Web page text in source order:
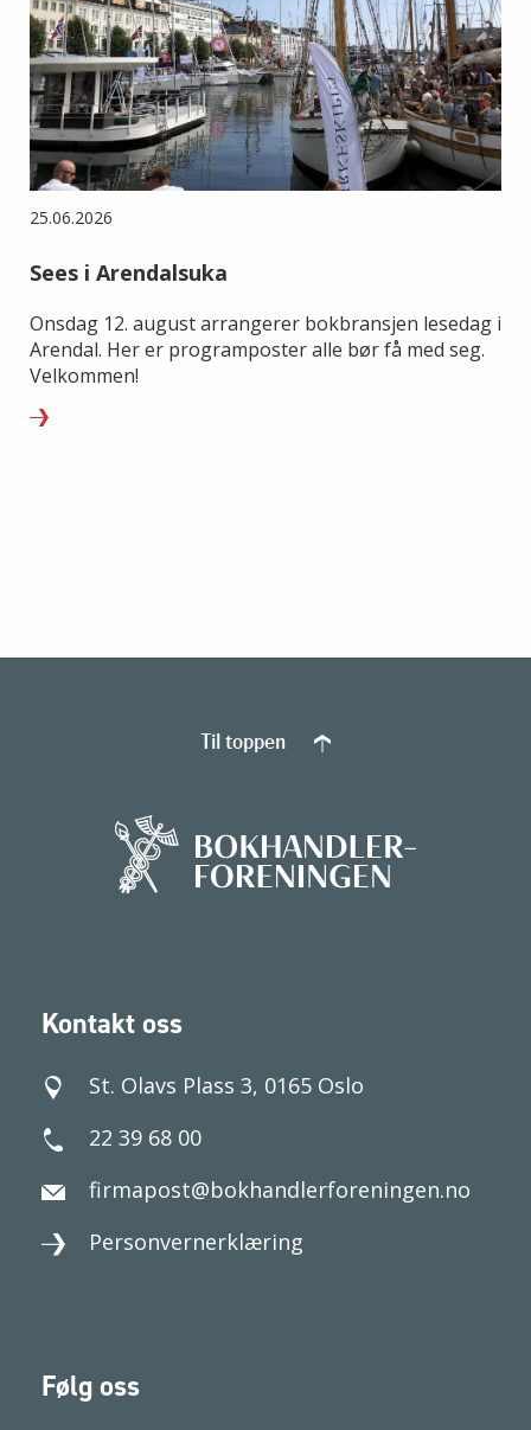
25.06.2026
Sees i Arendalsuka
Onsdag 12. august arrangerer bokbransjen lesedag i
Arendal. Her er programposter alle bør få med seg.
Velkommen!
Kontakt oss
St. Olavs Plass 3, 0165 Oslo
22 39 68 00
firmapost@bokhandlerforeningen.no
Personvernerklæring
Følg oss
Til toppen